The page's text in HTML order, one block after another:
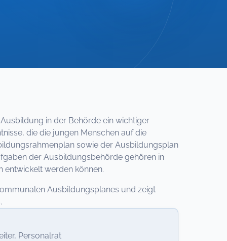
in der Behörde ein wichtiger
die die jungen Menschen auf die
sowie der Ausbildungsplan
der Ausbildungsbehörde gehören in
werden können.
Ausbildungsplanes und zeigt
Personalrat